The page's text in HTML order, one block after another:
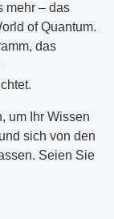
mehr – das
of Quantum.
das
um Ihr Wissen
sich von den
Seien Sie